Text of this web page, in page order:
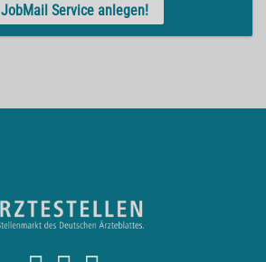
JobMail Service anlegen!